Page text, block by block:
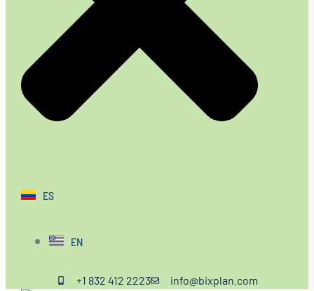
ES
EN
+1 832 412 2223 info@bixplan.com